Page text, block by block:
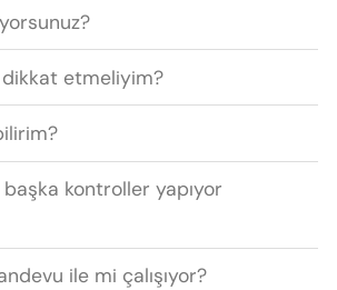
etmeliyim?
kontroller yapıyor
ile mi çalışıyor?